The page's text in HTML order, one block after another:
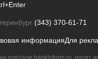
(343) 370-61-71
информацияДля
портале bankinform.ru, носит